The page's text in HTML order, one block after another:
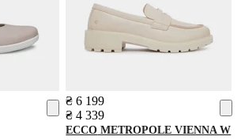
₴ 6 199
₴ 4 339
ECCO METROPOLE VIENNA W